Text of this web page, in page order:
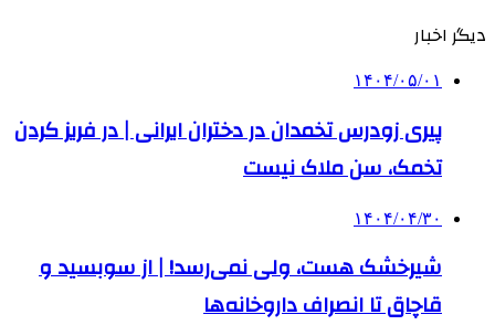
دیگر اخبار
۱۴۰۴/۰۵/۰۱
پیری زودرس تخمدان در دختران ایرانی | در فریز کردن
تخمک، سن ملاک نیست
۱۴۰۴/۰۴/۳۰
شیرخشک هست، ولی نمی‌رسد! | از سوبسید و
قاچاق تا انصراف داروخانه‌ها